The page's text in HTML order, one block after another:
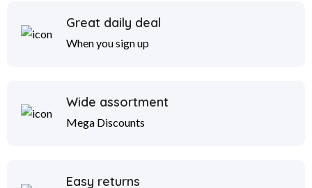
Great daily deal
When you sign up
Wide assortment
Mega Discounts
Easy returns